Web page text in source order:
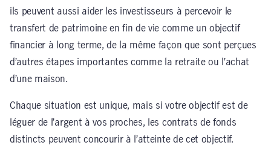
ils peuvent aussi aider les investisseurs à percevoir le
transfert de patrimoine en fin de vie comme un objectif
financier à long terme, de la même façon que sont perçues
d’autres étapes importantes comme la retraite ou l’achat
d’une maison.
Chaque situation est unique, mais si votre objectif est de
léguer de l’argent à vos proches, les contrats de fonds
distincts peuvent concourir à l’atteinte de cet objectif.